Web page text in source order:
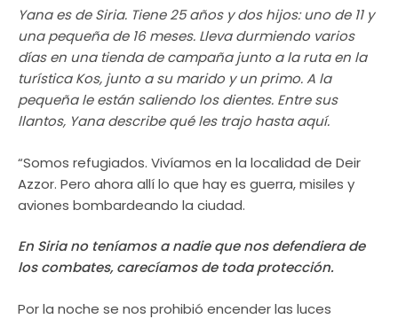
Yana es de Siria. Tiene 25 años y dos hijos: uno de 11 y
una pequeña de 16 meses. Lleva durmiendo varios
días en una tienda de campaña junto a la ruta en la
turística Kos, junto a su marido y un primo. A la
pequeña le están saliendo los dientes. Entre sus
llantos, Yana describe qué les trajo hasta aquí.
“Somos refugiados. Vivíamos en la localidad de Deir
Azzor. Pero ahora allí lo que hay es guerra, misiles y
aviones bombardeando la ciudad.
En Siria no teníamos a nadie que nos defendiera de
los combates, carecíamos de toda protección.
Por la noche se nos prohibió encender las luces